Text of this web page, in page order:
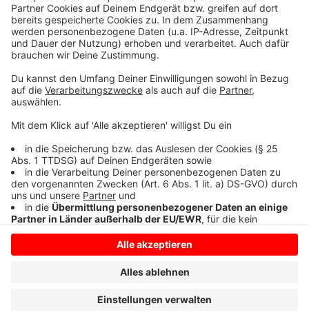
zunächst Öffnungszeiten für 14 Tage ab dem 22.03. -
zunächst montags bis donnerstags von 09.00 bis
20.00 Uhr, freitags von 09.00 bis 21.00 Uhr und
samstags und sonntags von 10.00 bis 15.00 Uhr.
Anzeige
Anzeige